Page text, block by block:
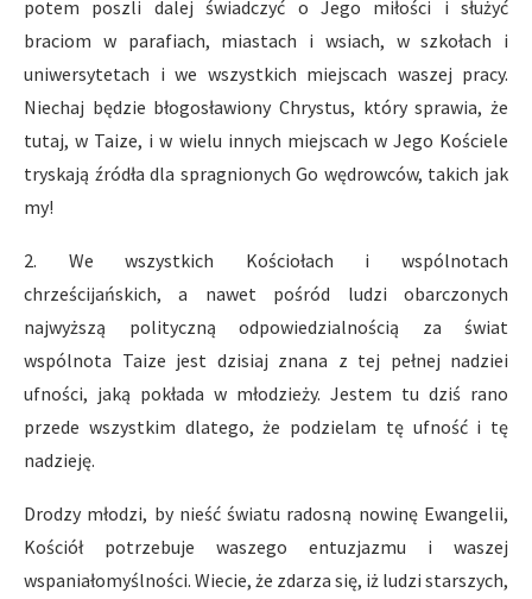
potem poszli dalej świadczyć o Jego miłości i służyć
braciom w parafiach, miastach i wsiach, w szkołach i
uniwersytetach i we wszystkich miejscach waszej pracy.
Niechaj będzie błogosławiony Chrystus, który sprawia, że
tutaj, w Taize, i w wielu innych miejscach w Jego Kościele
tryskają źródła dla spragnionych Go wędrowców, takich jak
my!
2. We wszystkich Kościołach i wspólnotach
chrześcijańskich, a nawet pośród ludzi obarczonych
najwyższą polityczną odpowiedzialnością za świat
wspólnota Taize jest dzisiaj znana z tej pełnej nadziei
ufności, jaką pokłada w młodzieży. Jestem tu dziś rano
przede wszystkim dlatego, że podzielam tę ufność i tę
nadzieję.
Drodzy młodzi, by nieść światu radosną nowinę Ewangelii,
Kościół potrzebuje waszego entuzjazmu i waszej
wspaniałomyślności. Wiecie, że zdarza się, iż ludzi starszych,